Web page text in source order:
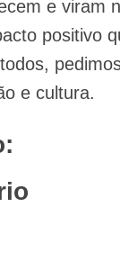
e viram
positivo
e cultura.